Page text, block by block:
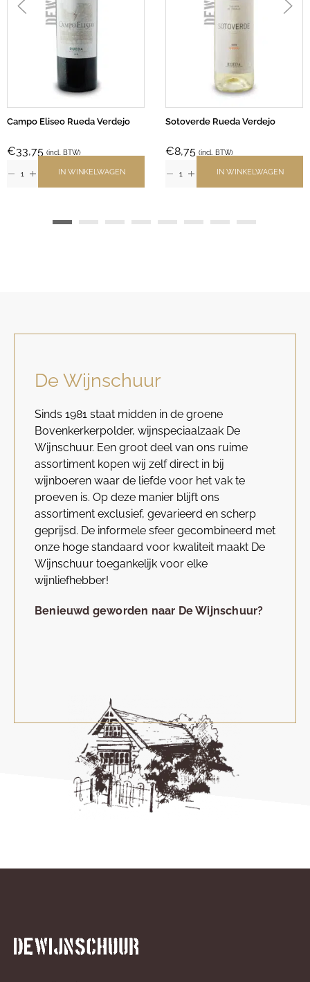
Campo Eliseo Rueda Verdejo
€33,75 (incl. BTW)
IN WINKELWAGEN
Sotoverde Rueda Verdejo
€8,75 (incl. BTW)
IN WINKELWAGEN
De Wijnschuur
Sinds 1981 staat midden in de groene
Bovenkerkerpolder, wijnspeciaalzaak De
Wijnschuur. Een groot deel van ons ruime
assortiment kopen wij zelf direct in bij
wijnboeren waar de liefde voor het vak te
proeven is. Op deze manier blijft ons
assortiment exclusief, gevarieerd en scherp
geprijsd. De informele sfeer gecombineerd met
onze hoge standaard voor kwaliteit maakt De
Wijnschuur toegankelijk voor elke
wijnliefhebber!
Benieuwd geworden naar De Wijnschuur?